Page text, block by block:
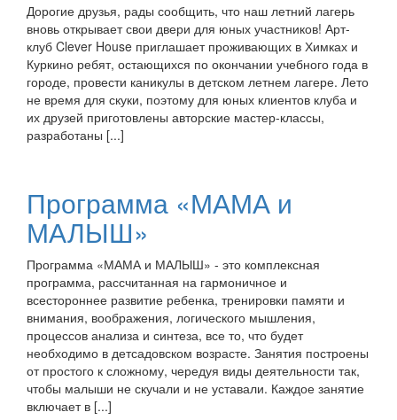
Дорогие друзья, рады сообщить, что наш летний лагерь
вновь открывает свои двери для юных участников! Арт-
клуб Clever House приглашает проживающих в Химках и
Куркино ребят, остающихся по окончании учебного года в
городе, провести каникулы в детском летнем лагере. Лето
не время для скуки, поэтому для юных клиентов клуба и
их друзей приготовлены авторские мастер-классы,
разработаны [...]
Программа «МАМА и
МАЛЫШ»
Программа «МАМА и МАЛЫШ» - это комплексная
программа, рассчитанная на гармоничное и
всестороннее развитие ребенка, тренировки памяти и
внимания, воображения, логического мышления,
процессов анализа и синтеза, все то, что будет
необходимо в детсадовском возрасте. Занятия построены
от простого к сложному, чередуя виды деятельности так,
чтобы малыши не скучали и не уставали. Каждое занятие
включает в [...]